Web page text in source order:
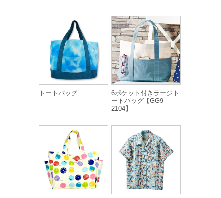
トートバッグ
6ポケット付きラージト
ートバッグ【GG9-
2104】